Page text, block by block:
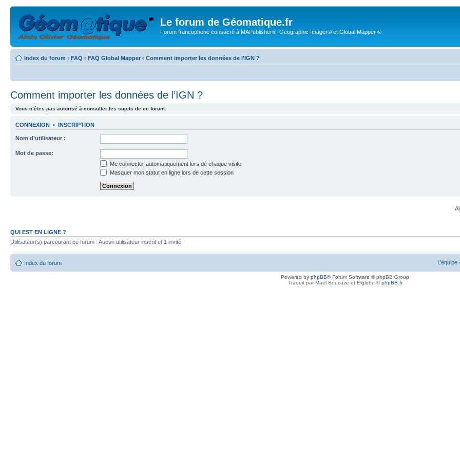
Le forum de Géomatique.fr
Forum francophone consacré à MAPublisher©, Geographic Imager© et Global Mapper ©
Index du forum ‹ FAQ ‹ FAQ Global Mapper ‹ Comment importer les données de l’IGN ?
Comment importer les données de l’IGN ?
Vous n’êtes pas autorisé à consulter les sujets de ce forum.
CONNEXION • INSCRIPTION
Nom d’utilisateur :
Mot de passe:
Me connecter automatiquement lors de chaque visite
Masquer mon statut en ligne lors de cette session
QUI EST EN LIGNE ?
Utilisateur(s) parcourant ce forum : Aucun utilisateur inscrit et 1 invité
Index du forum L’équipe
Powered by phpBB® Forum Software © phpBB Group
Traduit par Maël Soucaze et Elglobo ©phpBB.fr